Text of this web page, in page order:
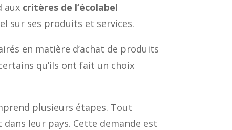
aux critères de l’écolabel
sur ses produits et services.
en matière d’achat de produits
qu’ils ont fait un choix
plusieurs étapes. Tout
leur pays. Cette demande est